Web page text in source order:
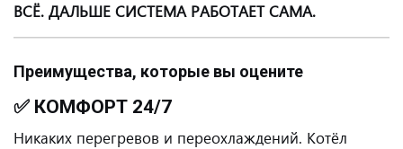
ВСЁ. ДАЛЬШЕ СИСТЕМА РАБОТАЕТ САМА.
Преимущества, которые вы оцените
✅ КОМФОРТ 24/7
Никаких перегревов и переохлаждений. Котёл